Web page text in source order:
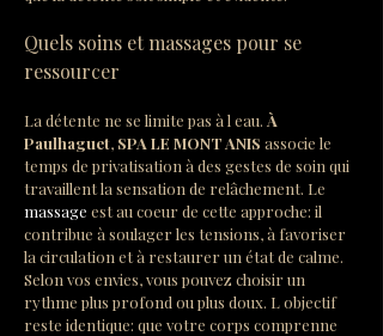
Quels soins et massages pour se
ressourcer
La détente ne se limite pas à l eau. À
Paulhaguet, SPA LE MONT ANIS associe le
temps de privatisation à des gestes de soin qui
travaillent la sensation de relâchement. Le
massage est au coeur de cette approche: il
contribue à soulager les tensions, à favoriser
la circulation et à restaurer un état de calme.
Selon vos envies, vous pouvez choisir un
rythme plus profond ou plus doux. L objectif
reste identique: que votre corps comprenne